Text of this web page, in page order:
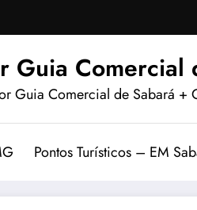
Guia Comercial
Guia Comercial de Sabará +
Pontos Turísticos – EM